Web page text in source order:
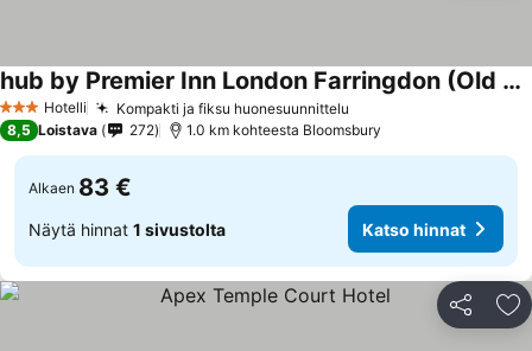
3 Tähtiluokitus
Hotelli Kompakti ja fiksu huonesuunnittelu
hub by Premier Inn London Farringdon (Old Bailey)
Katso hinnat
8,5 Loistava 272 1.0 km kohteesta Bloomsbury
Alkaen 83 €
Näytä hinnat 1 sivustolta Katso hinnat
Jaa